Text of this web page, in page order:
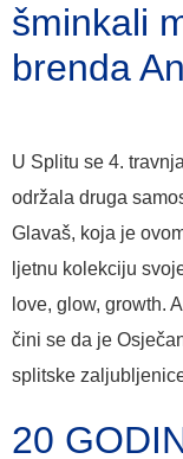
šminkali
brenda
U Splitu se 4.
održala druga
Glavaš, koja je
ljetnu kolekciju
love, glow, growth.
čini se da je
splitske
20